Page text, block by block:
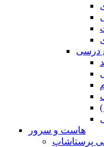
درسی
هاست و سرور
پرستاشاپ